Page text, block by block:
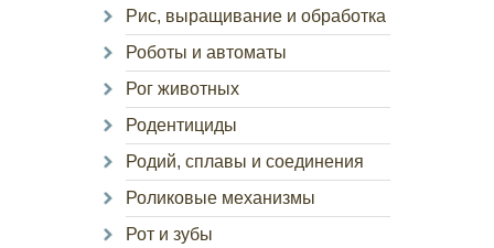
Рис, выращивание и обработка
Роботы и автоматы
Рог животных
Родентициды
Родий, сплавы и соединения
Роликовые механизмы
Рот и зубы